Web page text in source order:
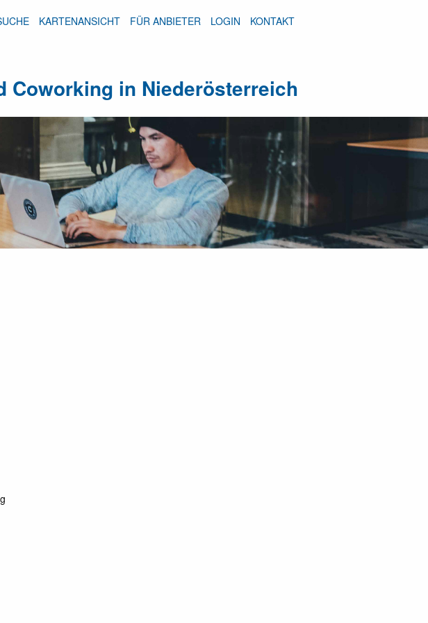
KARTENANSICHT FÜR ANBIETER LOGIN KONTAKT
Coworking in Niederösterreich